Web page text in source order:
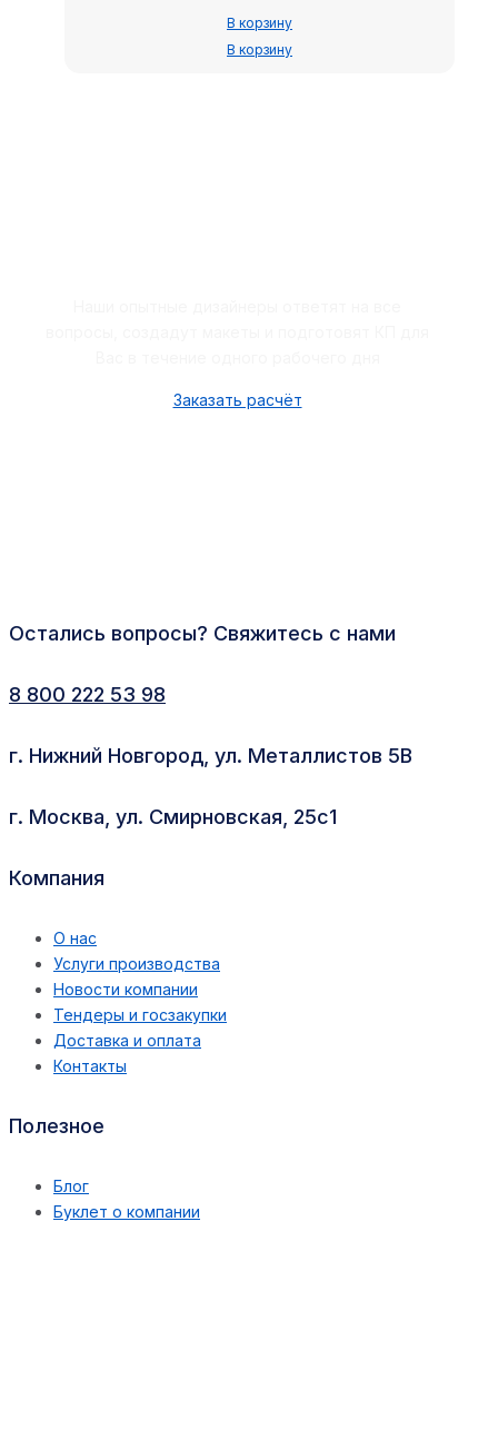
В корзину
В корзину
Заказать расчёт
Остались вопросы? Свяжитесь с нами
8 800 222 53 98
г. Нижний Новгород, ул. Металлистов 5В
г. Москва, ул. Смирновская, 25с1
Компания
О нас
Услуги производства
Новости компании
Тендеры и госзакупки
Доставка и оплата
Контакты
Полезное
Блог
Буклет о компании